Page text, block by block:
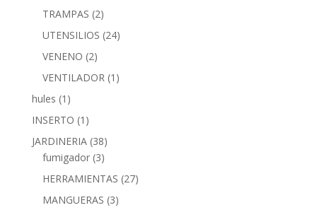
TRAMPAS (2)
UTENSILIOS (24)
VENENO (2)
VENTILADOR (1)
hules (1)
INSERTO (1)
JARDINERIA (38)
fumigador (3)
HERRAMIENTAS (27)
MANGUERAS (3)